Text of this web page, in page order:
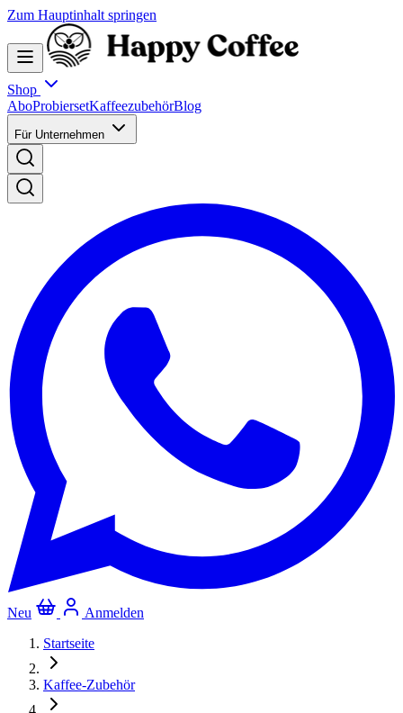
Zum Hauptinhalt springen
Shop
AboProbiersetKaffeezubehörBlog
Für Unternehmen
Neu
Anmelden
Startseite
Kaffee-Zubehör